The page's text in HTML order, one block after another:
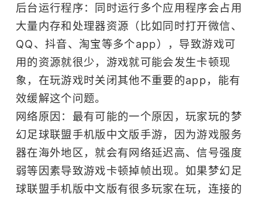
后台运行程序：同时运行多个应用程序会占用
大量内存和处理器资源（比如同时打开微信、
QQ、抖音、淘宝等多个app），导致游戏可
用的资源就很少，游戏就可能会发生卡顿现
象，在玩游戏时关闭其他不重要的app，能有
效缓解这个问题。
网络原因：最有可能的一个原因，玩家玩的梦
幻足球联盟手机版中文版手游，因为游戏服务
器在海外地区，就会有网络延迟高、信号强度
弱等因素导致游戏卡顿掉帧出现。如果梦幻足
球联盟手机版中文版有很多玩家在玩，连接的